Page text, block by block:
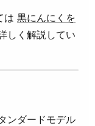
は黒にんにくを
しく解説してい
ンダードモデル